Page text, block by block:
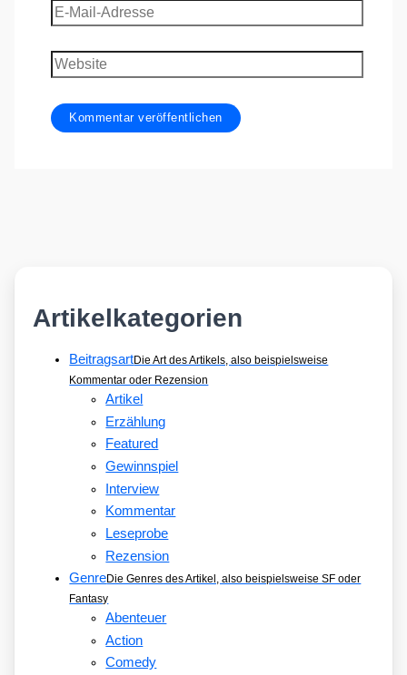
E-
Mail-
Adresse
Website
Artikelkategorien
BeitragsartDie Art des Artikels, also beispielsweise
Kommentar oder Rezension
Artikel
Erzählung
Featured
Gewinnspiel
Interview
Kommentar
Leseprobe
Rezension
GenreDie Genres des Artikel, also beispielsweise SF oder
Fantasy
Abenteuer
Action
Comedy